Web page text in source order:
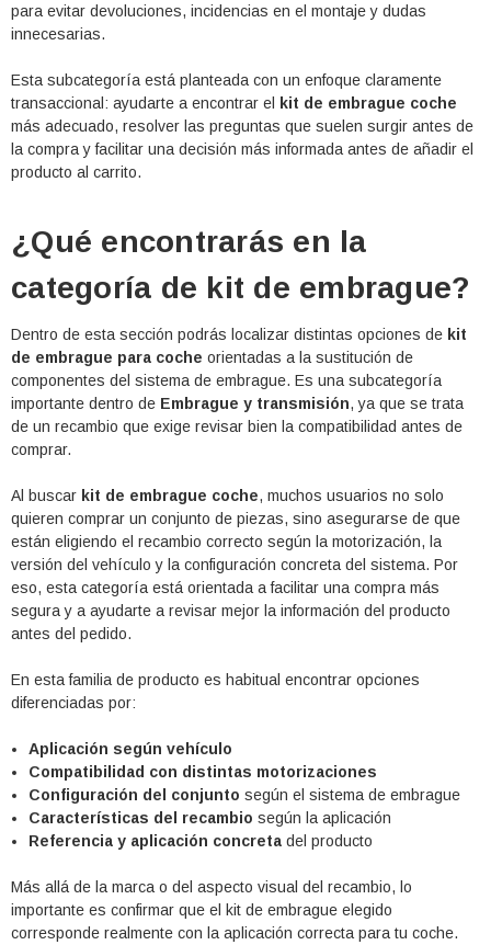
para evitar devoluciones, incidencias en el montaje y dudas
innecesarias.
Esta subcategoría está planteada con un enfoque claramente
transaccional: ayudarte a encontrar el
kit de embrague coche
más adecuado, resolver las preguntas que suelen surgir antes de
la compra y facilitar una decisión más informada antes de añadir el
producto al carrito.
¿Qué encontrarás en la
categoría de kit de embrague?
Dentro de esta sección podrás localizar distintas opciones de kit
de embrague para coche orientadas a la sustitución de
componentes del sistema de embrague. Es una subcategoría
importante dentro de Embrague y transmisión, ya que se trata
de un recambio que exige revisar bien la compatibilidad antes de
comprar.
Al buscar kit de embrague coche, muchos usuarios no solo
quieren comprar un conjunto de piezas, sino asegurarse de que
están eligiendo el recambio correcto según la motorización, la
versión del vehículo y la configuración concreta del sistema. Por
eso, esta categoría está orientada a facilitar una compra más
segura y a ayudarte a revisar mejor la información del producto
antes del pedido.
En esta familia de producto es habitual encontrar opciones
diferenciadas por:
Aplicación según vehículo
Compatibilidad con distintas motorizaciones
Configuración del conjunto según el sistema de embrague
Características del recambio según la aplicación
Referencia y aplicación concreta del producto
Más allá de la marca o del aspecto visual del recambio, lo
importante es confirmar que el kit de embrague elegido
corresponde realmente con la aplicación correcta para tu coche.